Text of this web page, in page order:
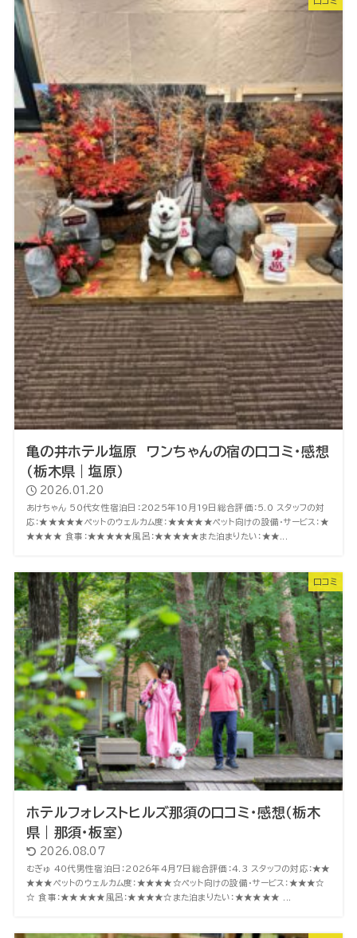
亀の井ホテル塩原 ワンちゃんの宿の口コミ・感想
（栃木県｜塩原）
2026.01.20
あけちゃん 50代女性宿泊日：2025年10月19日総合評価：5.0 スタッフの対
応：★★★★★ペットのウェルカム度：★★★★★ペット向けの設備・サービス：★
★★★★ 食事：★★★★★風呂：★★★★★また泊まりたい：★★...
口コミ
ホテルフォレストヒルズ那須の口コミ・感想（栃木
県｜那須・板室）
2026.08.07
むぎゅ 40代男性宿泊日：2026年4月7日総合評価：4.3 スタッフの対応：★★
★★★ペットのウェルカム度：★★★★☆ペット向けの設備・サービス：★★★☆
☆ 食事：★★★★★風呂：★★★★☆また泊まりたい：★★★★★ ...